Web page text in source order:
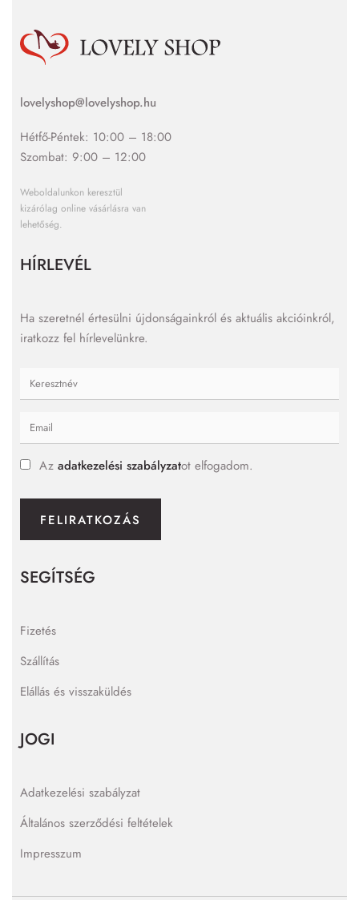
lovelyshop@lovelyshop.hu
Hétfő-Péntek: 10:00 – 18:00
Szombat: 9:00 – 12:00
Weboldalunkon keresztül
kizárólag online vásárlásra van
lehetőség.
SEGÍTSÉG
Fizetés
Szállítás
Elállás és visszaküldés
JOGI
Adatkezelési szabályzat
Általános szerződési feltételek
Impresszum
HÍRLEVÉL
Ha szeretnél értesülni újdonságainkról és aktuális akcióinkról,
iratkozz fel hírlevelünkre.
Az adatkezelési szabályzatot elfogadom.
FELIRATKOZÁS